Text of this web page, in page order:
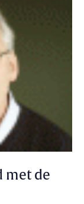
met de